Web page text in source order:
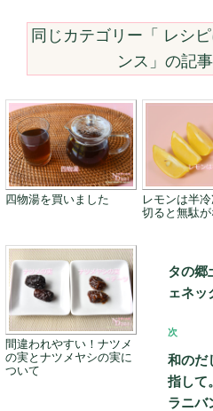
同じカテゴリー「
レシ
ンス 」の記
四物湯を買いました
レモンは半
切ると無駄
間違われやすい！ナツメ
の実とナツメヤシの実に
ついて
投
稿
ナ
ビ
ー
シ
ョ
ン
タの郷
ェネッ
次
の
投
稿
次
和のだ
指して
ラニバ